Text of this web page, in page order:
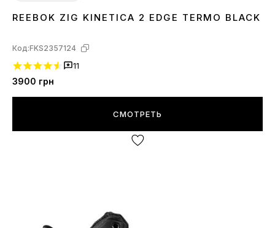
42
REEBOK ZIG KINETICA 2 EDGE TERMO BLACK
Код:FKS2357124
11
3900 грн
СМОТРЕТЬ